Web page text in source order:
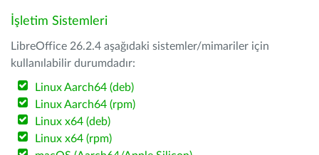
İşletim Sistemleri
LibreOffice 26.2.4 aşağıdaki sistemler/mimariler için
kullanılabilir durumdadır:
Linux Aarch64 (deb)
Linux Aarch64 (rpm)
Linux x64 (deb)
Linux x64 (rpm)